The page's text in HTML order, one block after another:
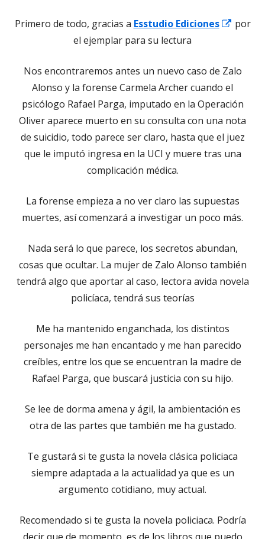
Primero de todo, gracias a Esstudio Ediciones
Abrir
nueva
por
el ejemplar para su lectura
Nos encontraremos antes un nuevo caso de Zalo
Alonso y la forense Carmela Archer cuando el
psicólogo Rafael Parga, imputado en la Operación
Oliver aparece muerto en su consulta con una nota
de suicidio, todo parece ser claro, hasta que el juez
que le imputó ingresa en la UCI y muere tras una
complicación médica.
La forense empieza a no ver claro las supuestas
muertes, así comenzará a investigar un poco más.
Nada será lo que parece, los secretos abundan,
cosas que ocultar. La mujer de Zalo Alonso también
tendrá algo que aportar al caso, lectora avida novela
policíaca, tendrá sus teorías
Me ha mantenido enganchada, los distintos
personajes me han encantado y me han parecido
creíbles, entre los que se encuentran la madre de
Rafael Parga, que buscará justicia con su hijo.
Se lee de dorma amena y ágil, la ambientación es
otra de las partes que también me ha gustado.
Te gustará si te gusta la novela clásica policiaca
siempre adaptada a la actualidad ya que es un
argumento cotidiano, muy actual.
Recomendado si te gusta la novela policiaca. Podría